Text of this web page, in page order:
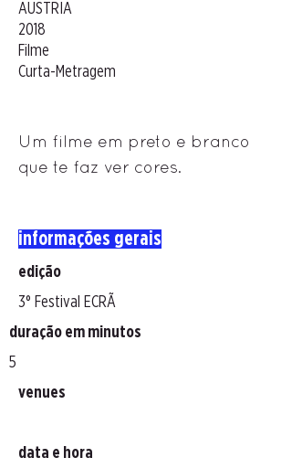
AUSTRIA
2018
Filme
Curta-Metragem
Um filme em preto e branco
que te faz ver cores.
informações gerais
edição
3° Festival ECRÃ
duração em minutos
5
venues
data e hora